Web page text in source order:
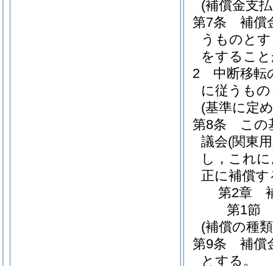
(補償金支
第7条
補償
うものと
をするこ
2
中断移転
に従うも
(基準に定
第8条
この
議会(関東
し，これ
正に補償
第2章
第1節
(補償の種
第9条
補償
とする。